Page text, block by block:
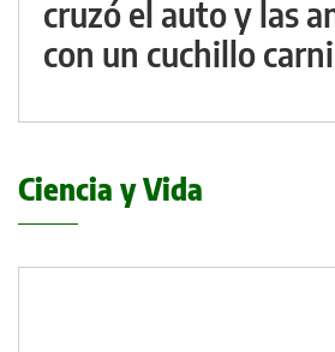
cruzó el auto y las
con un cuchillo
Ciencia y Vida